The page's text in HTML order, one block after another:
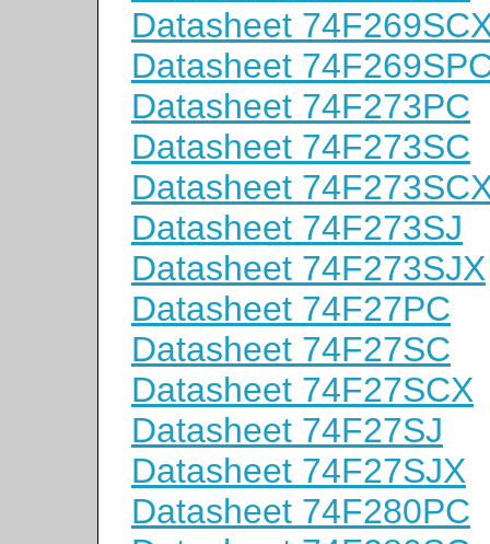
Datasheet
Datasheet
Datasheet 74F273PC
Datasheet 74F273SC
Datasheet
Datasheet 74F273SJ
Datasheet 74F273SJX
Datasheet 74F27PC
Datasheet 74F27SC
Datasheet 74F27SCX
Datasheet 74F27SJ
Datasheet 74F27SJX
Datasheet 74F280PC